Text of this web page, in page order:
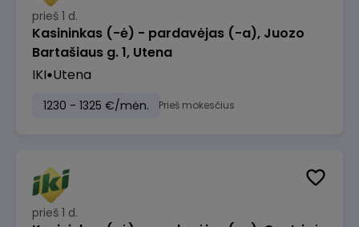
prieš 1 d.
Kasininkas (-ė) - pardavėjas (-a), Juozo
Bartašiaus g. 1, Utena
IKI Utena
1230 - 1325 €/mėn. Prieš mokesčius
prieš 1 d.